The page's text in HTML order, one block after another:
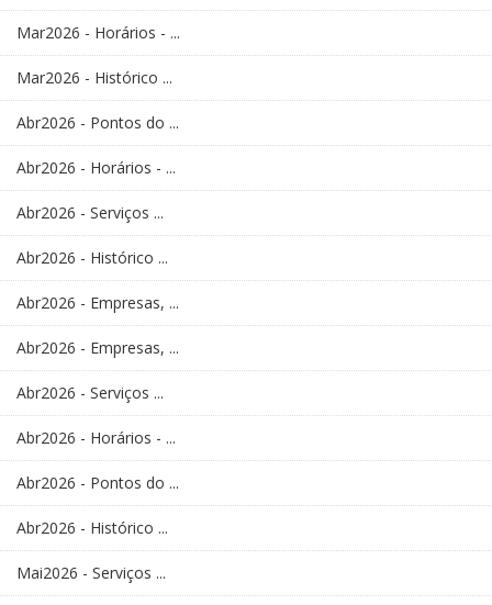
Mar2026 - Horários - ...
Mar2026 - Histórico ...
Abr2026 - Pontos do ...
Abr2026 - Horários - ...
Abr2026 - Serviços ...
Abr2026 - Histórico ...
Abr2026 - Empresas, ...
Abr2026 - Empresas, ...
Abr2026 - Serviços ...
Abr2026 - Horários - ...
Abr2026 - Pontos do ...
Abr2026 - Histórico ...
Mai2026 - Serviços ...